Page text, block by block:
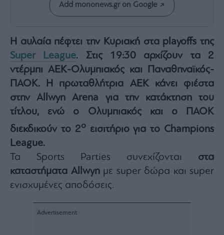
Les
Bons
Vivants
Auto
Life
Style
Υγεία
Architecture
&
Design
Fashion
&
Watches
Add mononews.gr on Google
Η αυλαία πέφτει την Κυριακή στα playoffs της
Super League. Στις 19:30 αρχίζουν τα 2
ντέρμπι ΑΕΚ-Ολυμπιακός και Παναθηναϊκός-
ΠΑΟΚ. Η πρωταθλήτρια ΑΕΚ κάνει φιέστα
στην Allwyn Arena για την κατάκτηση του
τίτλου, ενώ ο Ολυμπιακός και ο ΠΑΟΚ
διεκδικούν το 2οεισιτήριο για το Champions
League.
Τα Sports Parties συνεχίζονται στα
καταστήματα Allwyn με super δώρα και super
ενισχυμένες αποδόσεις.